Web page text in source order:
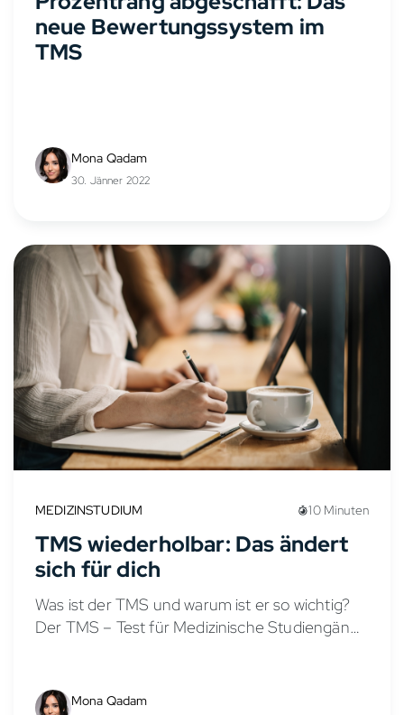
neue Bewertungssystem im
TMS
Mona Qadam
30. Jänner 2022
MEDIZINSTUDIUM 10 Minuten
TMS wiederholbar: Das ändert
sich für dich
Was ist der TMS und warum ist er so wichtig?
Der TMS – Test für Medizinische Studiengänge
Deutschland. Der TMS...
Mona Qadam